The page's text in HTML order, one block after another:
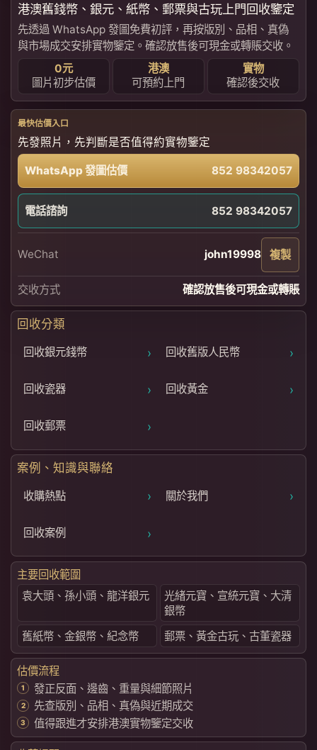
港澳舊錢幣、銀元、紙幣、郵票與古玩上門回收鑒定
先透過 WhatsApp 發圖免費初評，再按版別、品相、真偽
與市場成交安排實物鑒定。確認放售後可現金或轉賬交收。
0元
圖片初步估價
港澳
可預約上門
實物
確認後交收
最快估價入口
先發照片，先判斷是否值得約實物鑒定
WhatsApp 發圖估價 852 98342057
電話諮詢 852 98342057
WeChat john19998 複製
交收方式 確認放售後可現金或轉賬
回收分類
回收銀元錢幣 › 回收舊版人民幣 ›
回收瓷器 › 回收黃金 ›
回收郵票 ›
案例、知識與聯絡
收購熱點 › 關於我們 ›
回收案例 ›
主要回收範圍
袁大頭、孫小頭、龍洋銀元
光緒元寶、宣統元寶、大清
銀幣
舊紙幣、金銀幣、紀念幣
郵票、黃金古玩、古董瓷器
估價流程
發正反面、邊齒、重量與細節照片
先查版別、品相、真偽與近期成交
值得跟進才安排港澳實物鑒定交收